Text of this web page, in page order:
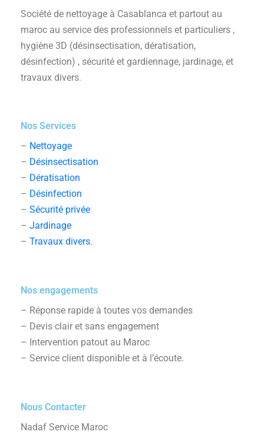
Société de nettoyage à Casablanca et partout au
maroc au service des professionnels et particuliers ,
hygiène 3D (désinsectisation, dératisation,
désinfection) , sécurité et gardiennage, jardinage, et
travaux divers.
Nos Services
– Nettoyage
– Désinsectisation
– Dératisation
– Désinfection
– Sécurité privée
– Jardinage
– Travaux divers.
Nos engagements
– Réponse rapide à toutes vos demandes
– Devis clair et sans engagement
– Intervention patout au Maroc
– Service client disponible et à l’écoute.
Nous Contacter
Nadaf Service Maroc